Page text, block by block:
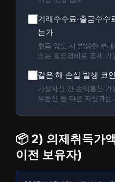
거래수수료·출금수수
는가
취득·양도 시 발생한 부
또는 필요경비로 공제 가
같은 해 손실 발생 코
가상자산 간 손익통산 가
부동산 등 다른 자산과
📦 2) 의제취득가
이전 보유자)